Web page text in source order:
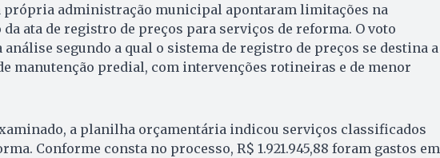
própria administração municipal apontaram limitações na
ata de registro de preços para serviços de reforma. O voto
análise segundo a qual o sistema de registro de preços se destina a
manutenção predial, com intervenções rotineiras e de menor
a planilha orçamentária indicou serviços classificados
Conforme consta no processo, R$ 1.921.945,88 foram gastos em